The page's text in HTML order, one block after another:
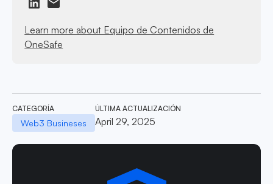
Learn more about Equipo de Contenidos de
OneSafe
CATEGORÍA
Web3 Busineses
ÚLTIMA ACTUALIZACIÓN
April 29, 2025